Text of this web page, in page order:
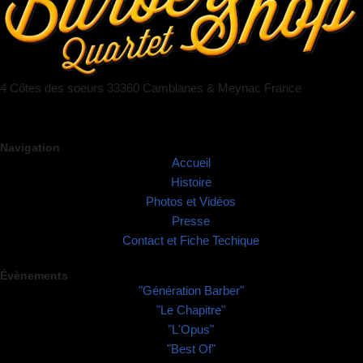
4 Côtes des soeurs 33360 Camblanes & Meynac France
Navigation
Accueil
Histoire
Photos et Vidéos
Presse
Contact et Fiche Techique
Évènements
"Génération Barber"
"Le Chapitre"
"L'Opus"
"Best Of"